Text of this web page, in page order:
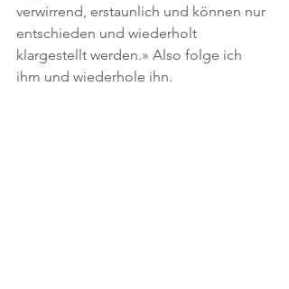
verwirrend, erstaunlich und können nur
entschieden und wiederholt
klargestellt werden.» Also folge ich
ihm und wiederhole ihn.